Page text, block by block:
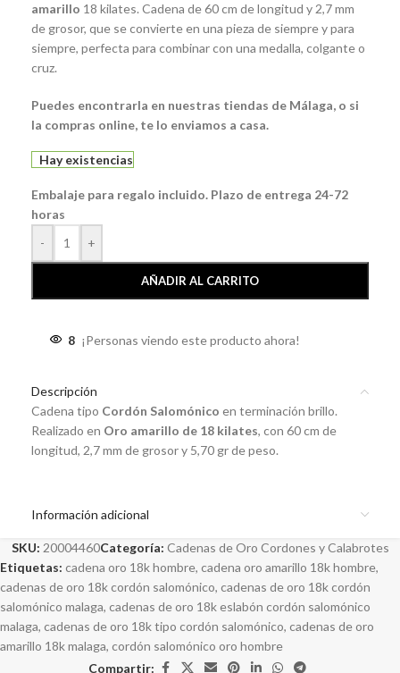
amarillo 18 kilates. Cadena de 60 cm de longitud y 2,7 mm
de grosor, que se convierte en una pieza de siempre y para
siempre, perfecta para combinar con una medalla, colgante o
cruz.
Puedes encontrarla en nuestras tiendas de Málaga, o si
la compras online, te lo enviamos a casa.
Hay existencias
Embalaje para regalo incluido. Plazo de entrega 24-72
horas
-
+
AÑADIR AL CARRITO
8 ¡Personas viendo este producto ahora!
Descripción
Cadena tipo Cordón Salomónico en terminación brillo.
Realizado en Oro amarillo de 18 kilates, con 60 cm de
longitud, 2,7 mm de grosor y 5,70 gr de peso.
Información adicional
SKU: 20004460Categoría: Cadenas de Oro Cordones y Calabrotes
Etiquetas: cadena oro 18k hombre, cadena oro amarillo 18k hombre,
cadenas de oro 18k cordón salomónico, cadenas de oro 18k cordón
salomónico malaga, cadenas de oro 18k eslabón cordón salomónico
malaga, cadenas de oro 18k tipo cordón salomónico, cadenas de oro
amarillo 18k malaga, cordón salomónico oro hombre
Compartir: